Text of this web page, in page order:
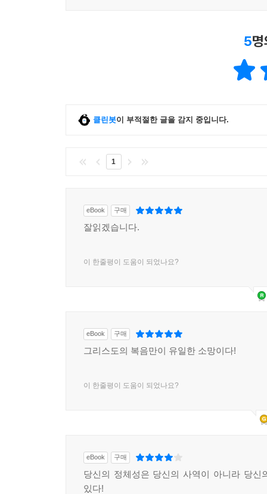
5
클린봇이 부적절한 글을 감지 중입니다.
1
eBook 구매
잘읽겠습니다.
이 한줄평이 도움이 되었나요?
eBook 구매
그리스도의 복음만이 유일한 소망이다!
이 한줄평이 도움이 되었나요?
eBook 구매
당신의 정체성은 당신의 사역이 아니라 당신
있다!